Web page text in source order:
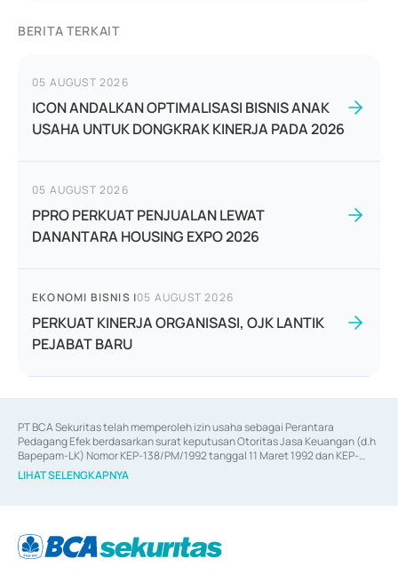
BERITA TERKAIT
05 AUGUST 2026
ICON ANDALKAN OPTIMALISASI BISNIS ANAK
USAHA UNTUK DONGKRAK KINERJA PADA 2026
05 AUGUST 2026
PPRO PERKUAT PENJUALAN LEWAT
DANANTARA HOUSING EXPO 2026
EKONOMI BISNIS |05 AUGUST 2026
PERKUAT KINERJA ORGANISASI, OJK LANTIK
PEJABAT BARU
PT BCA Sekuritas telah memperoleh izin usaha sebagai Perantara
Pedagang Efek berdasarkan surat keputusan Otoritas Jasa Keuangan (d.h
Bapepam-LK) Nomor KEP-138/PM/1992 tanggal 11 Maret 1992 dan KEP-
06/D.04/2014 tanggal 28 Februari 2014, izin usaha sebagai Penjamin Emisi
Efek berdasarkan surat keputusan Otoritas Jasa Keuangan Nomor KEP-
berdasarkan surat keputusan Otoritas Jasa Keuangan Nomor S-
67/PM.21/2017 tanggal 3 Februari 2017, dan beberapa izin usaha lainnya
LIHAT SELENGKAPNYA